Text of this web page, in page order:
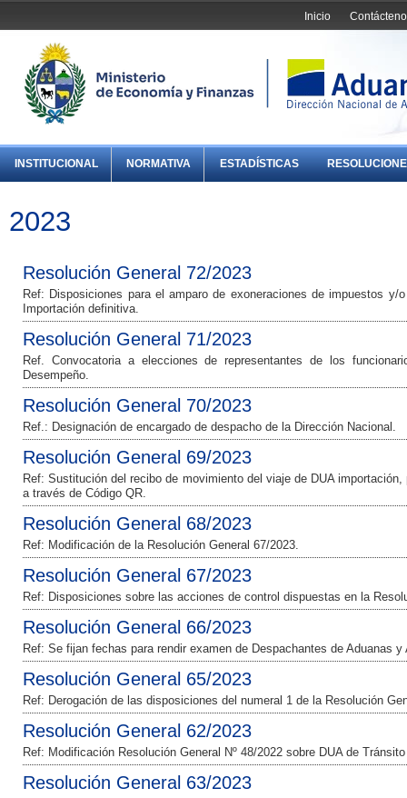
Inicio
INSTITUCIONAL NORMATIVA ESTADÍSTICAS
2023
Resolución General 72/2023
Ref: Disposiciones para el amparo de exoneraciones de impuestos
Importación definitiva.
Resolución General 71/2023
Ref. Convocatoria a elecciones de representantes de los
Desempeño.
Resolución General 70/2023
Ref.: Designación de encargado de despacho de la Dirección Nacional.
Resolución General 69/2023
Ref: Sustitución del recibo de movimiento del viaje de DUA
a través de Código QR.
Resolución General 68/2023
Ref: Modificación de la Resolución General 67/2023.
Resolución General 67/2023
Ref: Disposiciones sobre las acciones de control dispuestas en la
Resolución General 66/2023
Ref: Se fijan fechas para rendir examen de Despachantes de Aduanas
Resolución General 65/2023
Ref: Derogación de las disposiciones del numeral 1 de la Resolución
Resolución General 62/2023
Ref: Modificación Resolución General Nº 48/2022 sobre DUA de
Resolución General 63/2023